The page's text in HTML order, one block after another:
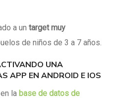
a untarget muy
de niños de 3 a 7 años.
UNA
APP EN ANDROID E IOS
la base de datos de